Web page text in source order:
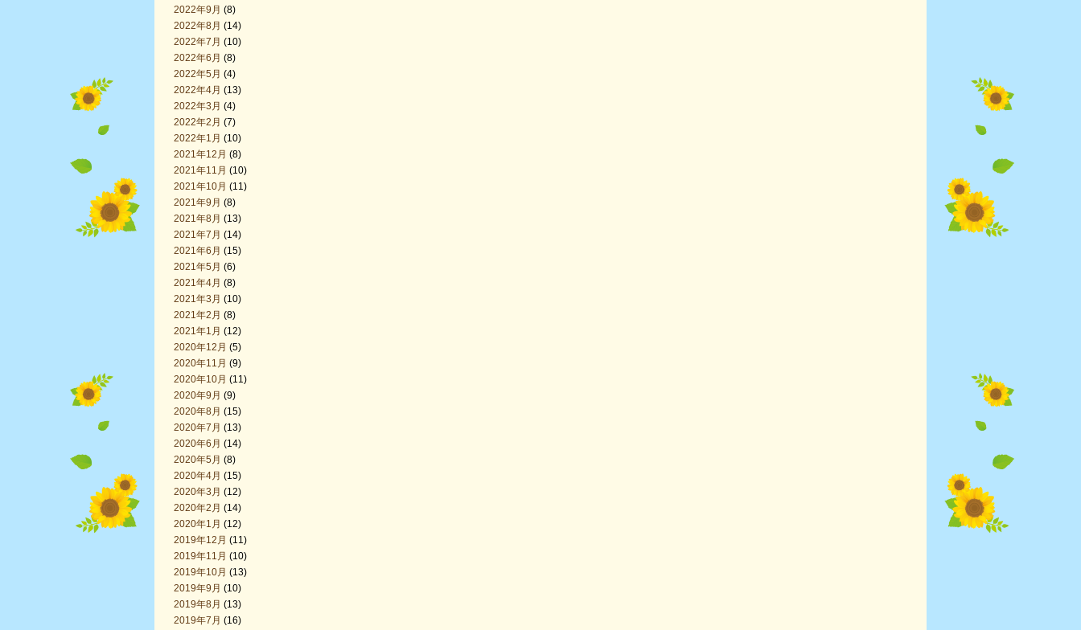
2022年9月 (8)
2022年8月 (14)
2022年7月 (10)
2022年6月 (8)
2022年5月 (4)
2022年4月 (13)
2022年3月 (4)
2022年2月 (7)
2022年1月 (10)
2021年12月 (8)
2021年11月 (10)
2021年10月 (11)
2021年9月 (8)
2021年8月 (13)
2021年7月 (14)
2021年6月 (15)
2021年5月 (6)
2021年4月 (8)
2021年3月 (10)
2021年2月 (8)
2021年1月 (12)
2020年12月 (5)
2020年11月 (9)
2020年10月 (11)
2020年9月 (9)
2020年8月 (15)
2020年7月 (13)
2020年6月 (14)
2020年5月 (8)
2020年4月 (15)
2020年3月 (12)
2020年2月 (14)
2020年1月 (12)
2019年12月 (11)
2019年11月 (10)
2019年10月 (13)
2019年9月 (10)
2019年8月 (13)
2019年7月 (16)